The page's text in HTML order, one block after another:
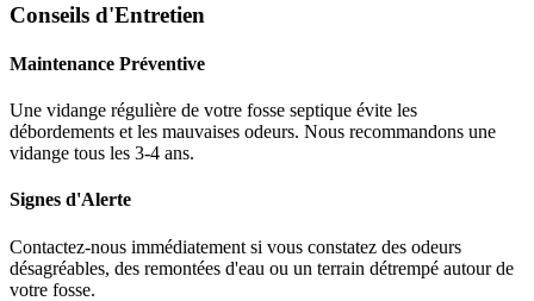
Conseils d'Entretien
Maintenance Préventive
Une vidange régulière de votre fosse septique évite les
débordements et les mauvaises odeurs. Nous recommandons une
vidange tous les 3-4 ans.
Signes d'Alerte
Contactez-nous immédiatement si vous constatez des odeurs
désagréables, des remontées d'eau ou un terrain détrempé autour de
votre fosse.